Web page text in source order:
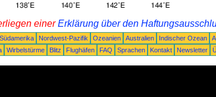
einerErklärung über den
Südamerika Nordwest-Pazifik Ozeanien Australien Indischer Ozean
Wirbelstürme Blitz Flughäfen FAQ Sprachen Kontakt Newsletter